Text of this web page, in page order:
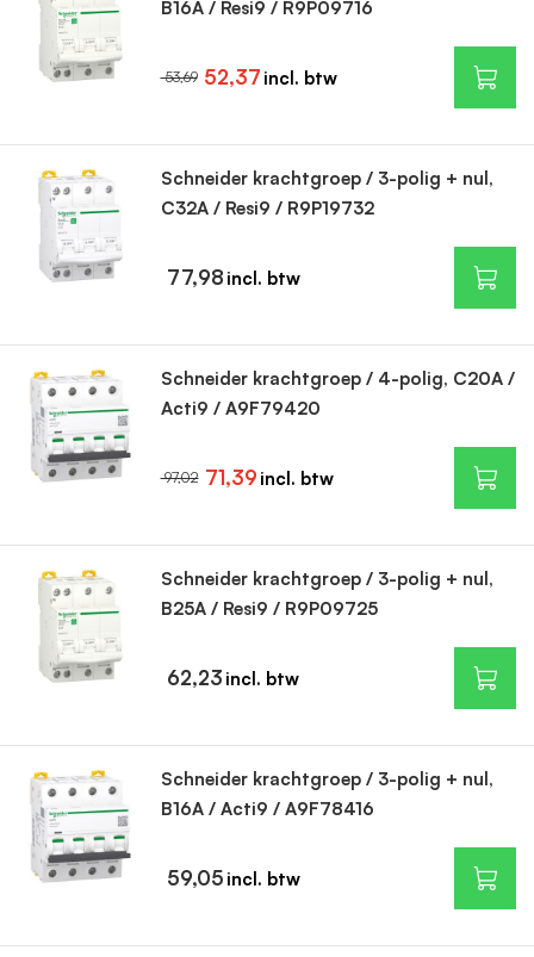
B16A / Resi9 / R9P09716
52,37
53,69
Schneider krachtgroep / 3-polig + nul,
C32A / Resi9 / R9P19732
77,98
Schneider krachtgroep / 4-polig, C20A /
Acti9 / A9F79420
71,39
97,02
Schneider krachtgroep / 3-polig + nul,
B25A / Resi9 / R9P09725
62,23
Schneider krachtgroep / 3-polig + nul,
B16A / Acti9 / A9F78416
59,05